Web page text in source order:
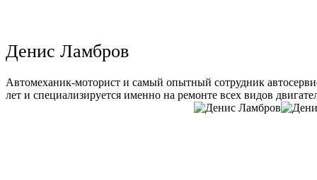
Денис Ламбров
Автомеханик-моторист и самый опытный сотрудник
лет и специализируется именно на ремонте всех видов